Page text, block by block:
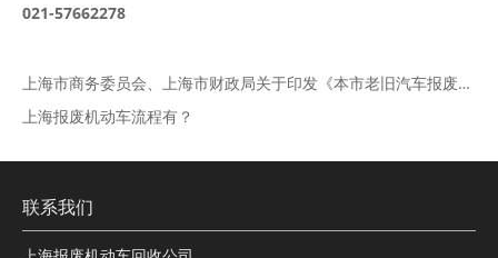
021-57662278
上海市商务委员会、上海市财政局关于印发《本市老旧汽车报废更新补贴实施细则》的通知 ( 2020年05月11日 )
上海报废机动车流程有？
联系我们